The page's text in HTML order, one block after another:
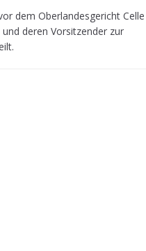
dem Ober­lan­des­ge­richt Celle
und deren Vor­sit­zen­der zur